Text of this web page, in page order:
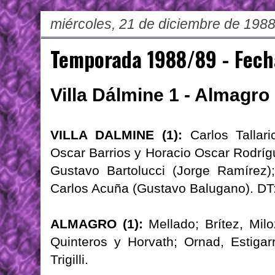
miércoles, 21 de diciembre de 1988
Temporada 1988/89 -
Villa Dálmine 1 - Almagro
VILLA DALMINE (1): Carlos
Oscar Barrios y Horacio Oscar
Gustavo Bartolucci (Jorge
Carlos Acuña (Gustavo Balugano).
ALMAGRO (1): Mellado; Brítez,
Quinteros y Horvath; Ornad,
Trigilli.